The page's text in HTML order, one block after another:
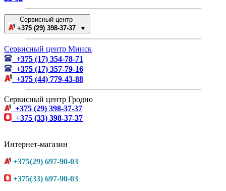
Сервисный центр
+375 (29) 398-37-37 ▼
Сервисный центр Минск
+375 (17) 354-78-71
+375 (17) 357-79-16
+375 (44) 779-43-88
Сервисный центр Гродно
+375 (29) 398-37-37
+375 (33) 398-37-37
Интернет-магазин
+375(29) 697-90-03
+375(33) 697-90-03